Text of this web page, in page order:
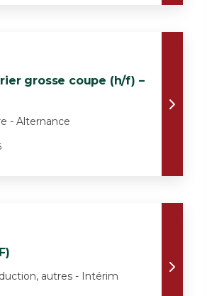
grosse coupe (h/f) –
- Alternance
autres - Intérim